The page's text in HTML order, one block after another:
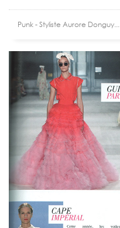
Punk - Styliste Aurore Donguy...